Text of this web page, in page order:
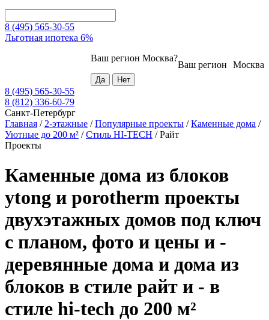
8 (495) 565-30-55
Льготная ипотека 6%
Москва
Ваш регион
Ваш регион Москва?
8 (495) 565-30-55
8 (812) 336-60-79
Санкт-Петербург
Главная / 2-этажные /Популярные проекты /Каменные дома /
Уютные до 200 м² /Стиль HI-TECH /Райт
Проекты
Каменные дома из блоков
ytong и porotherm проекты
двухэтажных домов под ключ
с планом, фото и цены и -
деревянные дома и дома из
блоков в стиле райт и - в
стиле hi-tech до 200 м²